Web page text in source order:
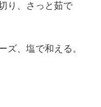
り、さっと茹で
、塩で和える。